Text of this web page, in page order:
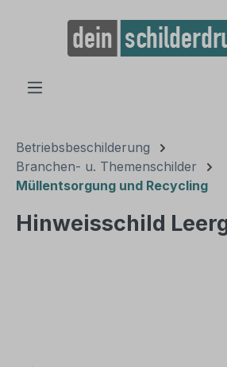
springen
Betriebsbeschilderung
Branchen- u. Themenschilder
Müllentsorgung und Recycling
Hinweisschild